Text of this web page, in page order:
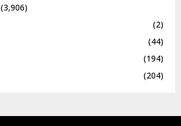
(3,906)
(2)
(44)
(194)
(204)